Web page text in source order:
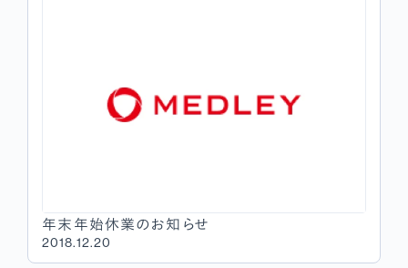
年末年始休業のお知らせ
2018.12.20